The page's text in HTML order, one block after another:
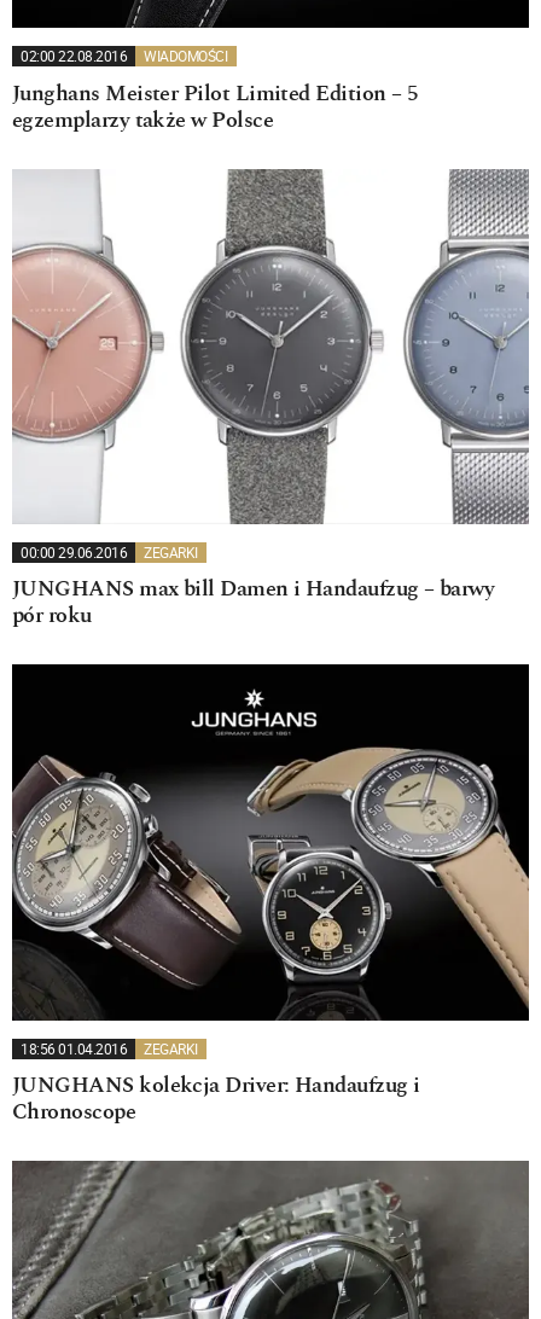
02:00 22.08.2016 WIADOMOŚCI
Junghans Meister Pilot Limited Edition – 5
egzemplarzy także w Polsce
00:00 29.06.2016 ZEGARKI
JUNGHANS max bill Damen i Handaufzug – barwy
pór roku
18:56 01.04.2016 ZEGARKI
JUNGHANS kolekcja Driver: Handaufzug i
Chronoscope